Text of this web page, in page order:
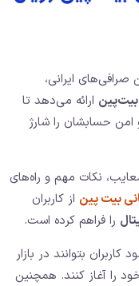
ایرانی،
بیت‌پین ارائه می‌دهد تا
امن حسابشان را شارژ
نکات مهم و راه‌های
بیت پین از کاربران
را فراهم کرده است.
بتوانند در بازار
را آغاز کنند. همچنین